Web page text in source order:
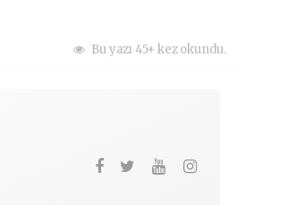
Bu yazı 45+ kez okundu.